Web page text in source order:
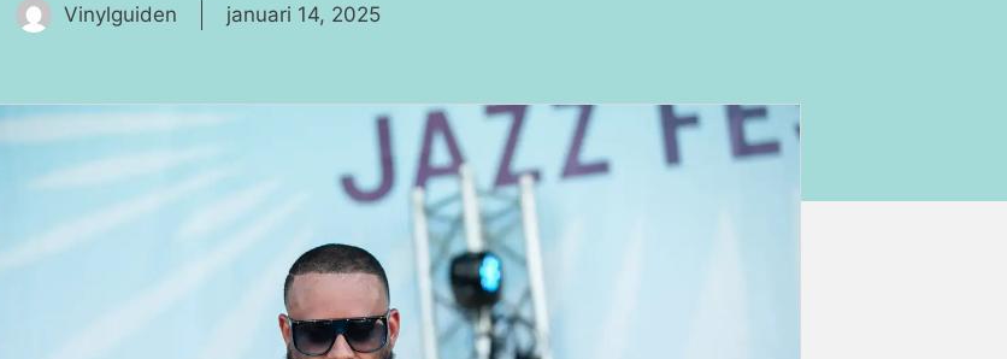
Vinylguiden januari 14, 2025